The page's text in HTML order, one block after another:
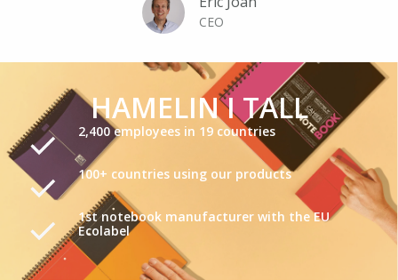
CEO
HAMELIN I TALL
2,400 employees in 19 countries
100+ countries using our products
1st notebook manufacturer with the EU
Ecolabel